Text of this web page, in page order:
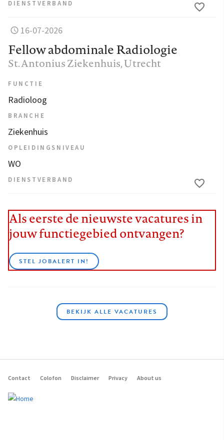
DIENSTVERBAND
16-07-2026
Fellow abdominale Radiologie
St. Antonius Ziekenhuis, Utrecht
FUNCTIE
Radioloog
BRANCHE
Ziekenhuis
OPLEIDINGSNIVEAU
WO
DIENSTVERBAND
Als eerste de nieuwste vacatures in
jouw functiegebied ontvangen?
STEL JOBALERT IN!
BEKIJK ALLE VACATURES
Footer
navigation
Contact Colofon Disclaimer Privacy About us